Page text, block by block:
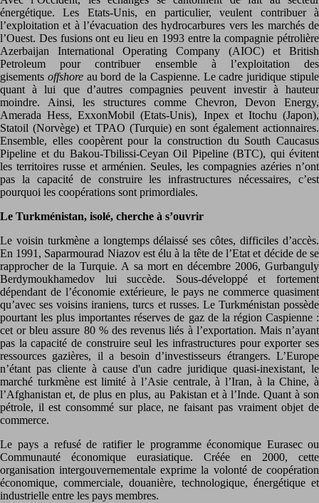
énergétique. Les Etats-Unis, en particulier, veulent contribuer à
l’exploitation et à l’évacuation des hydrocarbures vers les marchés de
l’Ouest. Des fusions ont eu lieu en 1993 entre la compagnie pétrolière
Azerbaijan International Operating Company (AIOC) et British
Petroleum pour contribuer ensemble à l’exploitation des
gisements offshoreau bord de la Caspienne. Le cadre juridique stipule
quant à lui que d’autres compagnies peuvent investir à hauteur
moindre. Ainsi, les structures comme Chevron, Devon Energy,
Amerada Hess, ExxonMobil (Etats-Unis), Inpex et Itochu (Japon),
Statoil (Norvège) et TPAO (Turquie) en sont également actionnaires.
Ensemble, elles coopèrent pour la construction du South Caucasus
Pipeline et du Bakou-Tbilissi-Ceyan Oil Pipeline (BTC), qui évitent
les territoires russe et arménien. Seules, les compagnies azéries n’ont
pas la capacité de construire les infrastructures nécessaires, c’est
pourquoi les coopérations sont primordiales.
Le Turkménistan, isolé, cherche à s’ouvrir
Le voisin turkmène a longtemps délaissé ses côtes, difficiles d’accès.
En 1991, Saparmourad Niazov est élu à la tête de l’Etat et décide de se
rapprocher de la Turquie. A sa mort en décembre 2006, Gurbanguly
Berdymoukhamedov lui succède. Sous-développé et fortement
dépendant de l’économie extérieure, le pays ne commerce quasiment
qu’avec ses voisins iraniens, turcs et russes. Le Turkménistan possède
pourtant les plus importantes réserves de gaz de la région Caspienne :
cet or bleu assure 80 % des revenus liés à l’exportation. Mais n’ayant
pas la capacité de construire seul les infrastructures pour exporter ses
ressources gazières, il a besoin d’investisseurs étrangers. L’Europe
n’étant pas cliente à cause d'un cadre juridique quasi-inexistant, le
marché turkmène est limité à l’Asie centrale, à l’Iran, à la Chine, à
l’Afghanistan et, de plus en plus, au Pakistan et à l’Inde. Quant à son
pétrole, il est consommé sur place, ne faisant pas vraiment objet de
commerce.
Le pays a refusé de ratifier le programme économique Eurasec ou
Communauté économique eurasiatique. Créée en 2000, cette
organisation intergouvernementale exprime la volonté de coopération
économique, commerciale, douanière, technologique, énergétique et
industrielle entre les pays membres.